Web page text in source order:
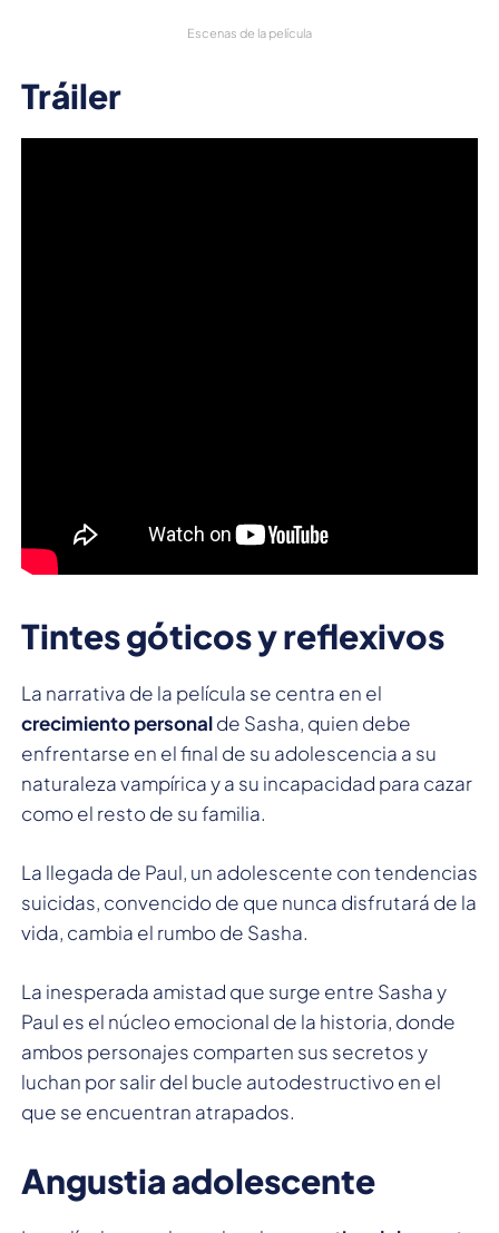
Escenas de la película
Tráiler
Tintes góticos y reflexivos
La narrativa de la película se centra en el
crecimiento personalde Sasha, quien debe
enfrentarse en el final de su adolescencia a su
naturaleza vampírica y a su incapacidad para cazar
como el resto de su familia.
La llegada de Paul, un adolescente con tendencias
suicidas, convencido de que nunca disfrutará de la
vida, cambia el rumbo de Sasha.
La inesperada amistad que surge entre Sasha y
Paul es el núcleo emocional de la historia, donde
ambos personajes comparten sus secretos y
luchan por salir del bucle autodestructivo en el
que se encuentran atrapados.
Angustia adolescente